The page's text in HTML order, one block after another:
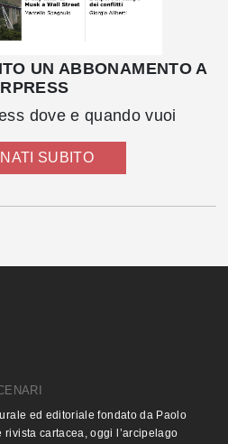
UN ABBONAMENTO A
dove e quando vuoi
SUBITO
ed editoriale fondato da Paolo
rivista cartacea, oggi l’arcipelago